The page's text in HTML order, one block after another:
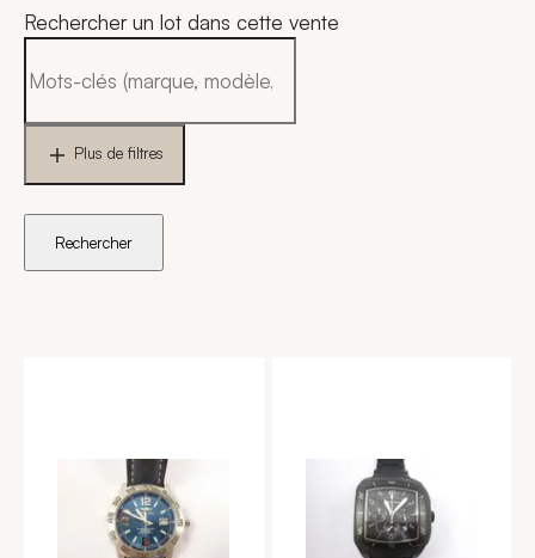
Rechercher un lot dans cette vente
Plus de filtres
Rechercher